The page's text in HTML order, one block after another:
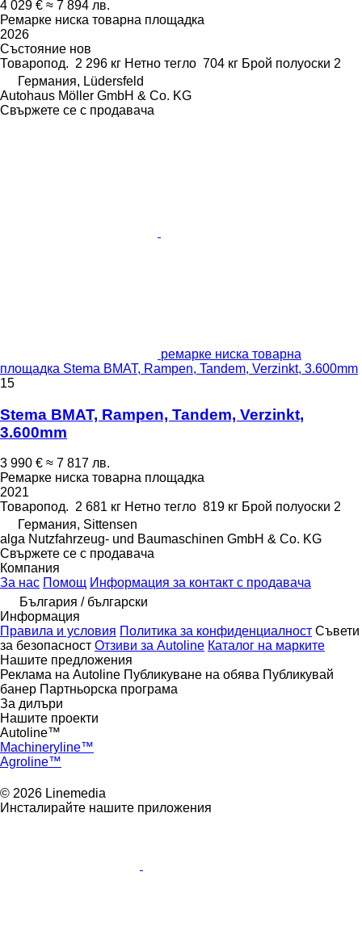
4 029 € ≈ 7 894 лв.
Ремарке ниска товарна площадка
2026
Състояние нов
Товаропод. 2 296 кг Нетно тегло 704 кг Брой полуоски 2
Германия, Lüdersfeld
Autohaus Möller GmbH & Co. KG
Свържете се с продавача
ремарке ниска товарна
площадка Stema BMAT, Rampen, Tandem, Verzinkt, 3.600mm
15
Stema BMAT, Rampen, Tandem, Verzinkt,
3.600mm
3 990 € ≈ 7 817 лв.
Ремарке ниска товарна площадка
2021
Товаропод. 2 681 кг Нетно тегло 819 кг Брой полуоски 2
Германия, Sittensen
alga Nutzfahrzeug- und Baumaschinen GmbH & Co. KG
Свържете се с продавача
Компания
За нас Помощ Информация за контакт с продавача
България / български
Информация
Правила и условия Политика за конфиденциалност Съвети
за безопасност Отзиви за Autoline Каталог на марките
Нашите предложения
Реклама на Autoline Публикуване на обява Публикувай
банер Партньорска програма
За дилъри
Нашите проекти
Autoline™
Machineryline™
Agroline™
© 2026 Linemedia
Инсталирайте нашите приложения